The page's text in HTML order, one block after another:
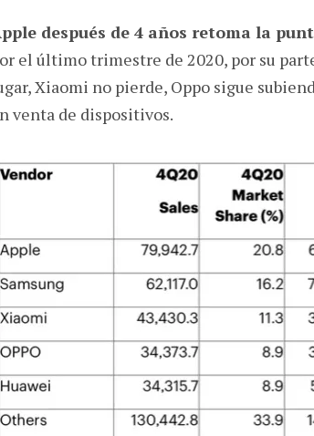
después de 4 años retoma la
el último trimestre de 2020, por su
Xiaomi no pierde, Oppo sigue
venta de dispositivos.